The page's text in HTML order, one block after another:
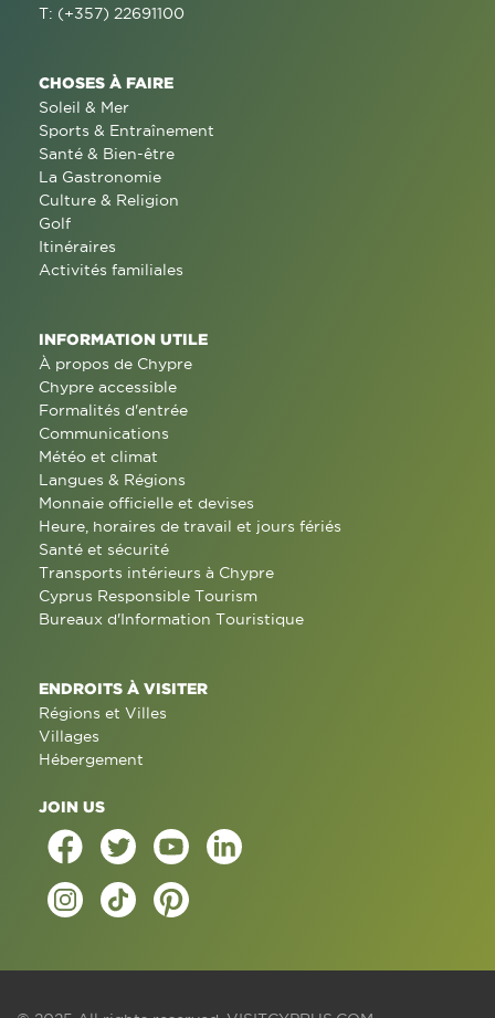
T: (+357) 22691100
CHOSES À FAIRE
Soleil & Mer
Sports & Entraînement
Santé & Bien-être
La Gastronomie
Culture & Religion
Golf
Itinéraires
Activités familiales
INFORMATION UTILE
À propos de Chypre
Chypre accessible
Formalités d'entrée
Communications
Météo et climat
Langues & Régions
Monnaie officielle et devises
Heure, horaires de travail et jours fériés
Santé et sécurité
Transports intérieurs à Chypre
Cyprus Responsible Tourism
Bureaux d'Information Touristique
ENDROITS À VISITER
Régions et Villes
Villages
Hébergement
JOIN US